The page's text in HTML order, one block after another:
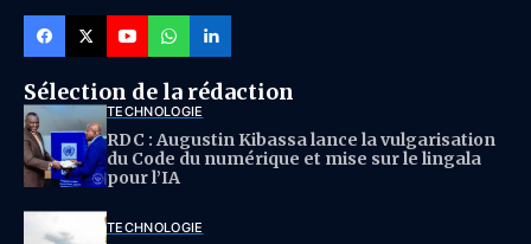
Sélection de la rédaction
TECHNOLOGIE
RDC : Augustin Kibassa lance la vulgarisation
du Code du numérique et mise sur le lingala
pour l’IA
TECHNOLOGIE